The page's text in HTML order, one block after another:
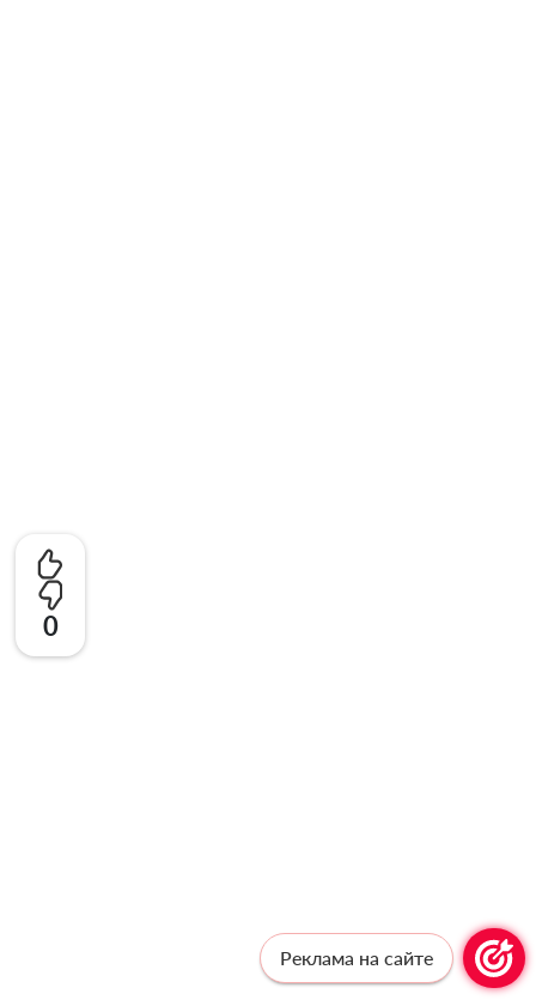
0
Реклама на сайте